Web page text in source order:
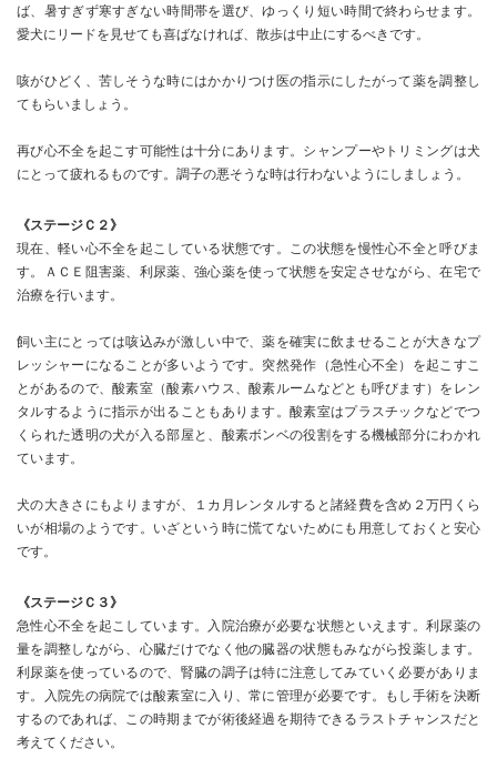
ば、暑すぎず寒すぎない時間帯を選び、ゆっくり短い時間で終わらせます。
愛犬にリードを見せても喜ばなければ、散歩は中止にするべきです。
咳がひどく、苦しそうな時にはかかりつけ医の指示にしたがって薬を調整し
てもらいましょう。
再び心不全を起こす可能性は十分にあります。シャンプーやトリミングは犬
にとって疲れるものです。調子の悪そうな時は行わないようにしましょう。
《ステージＣ２》
現在、軽い心不全を起こしている状態です。この状態を慢性心不全と呼びま
す。ＡＣＥ阻害薬、利尿薬、強心薬を使って状態を安定させながら、在宅で
治療を行います。
飼い主にとっては咳込みが激しい中で、薬を確実に飲ませることが大きなプ
レッシャーになることが多いようです。突然発作（急性心不全）を起こすこ
とがあるので、酸素室（酸素ハウス、酸素ルームなどとも呼びます）をレン
タルするように指示が出ることもあります。酸素室はプラスチックなどでつ
くられた透明の犬が入る部屋と、酸素ボンベの役割をする機械部分にわかれ
ています。
犬の大きさにもよりますが、１カ月レンタルすると諸経費を含め２万円くら
いが相場のようです。いざという時に慌てないためにも用意しておくと安心
です。
《ステージＣ３》
急性心不全を起こしています。入院治療が必要な状態といえます。利尿薬の
量を調整しながら、心臓だけでなく他の臓器の状態もみながら投薬します。
利尿薬を使っているので、腎臓の調子は特に注意してみていく必要がありま
す。入院先の病院では酸素室に入り、常に管理が必要です。もし手術を決断
するのであれば、この時期までが術後経過を期待できるラストチャンスだと
考えてください。